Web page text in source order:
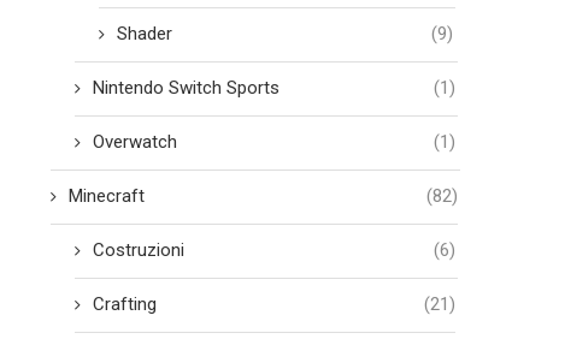
Shader (9)
Nintendo Switch Sports (1)
Overwatch (1)
Minecraft (82)
Costruzioni (6)
Crafting (21)